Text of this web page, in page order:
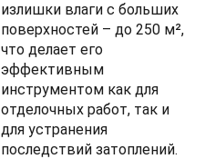
излишки влаги с больших
поверхностей – до 250 м²,
что делает его
эффективным
инструментом как для
отделочных работ, так и
для устранения
последствий затоплений.